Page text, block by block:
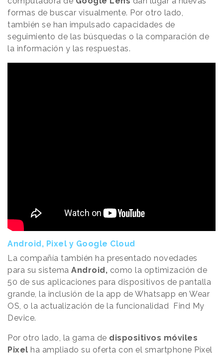
formas de buscar visualmente. Por otro lado,
también se han impulsado capacidades de
seguimiento de las búsquedas o la comparación de
la información y las respuestas.
Android, Pixel y Google Cloud
La compañía también ha presentado novedades
para su sistema Android, como la optimización de
50 de sus aplicaciones para dispositivos de pantalla
grande, la inclusión de la app de Whatsapp en Wear
OS, o la actualización de la funcionalidad Find My
Device.
Por otro lado, la gama de dispositivos móviles
Pixel ha ampliado su oferta con el smartphone Pixel